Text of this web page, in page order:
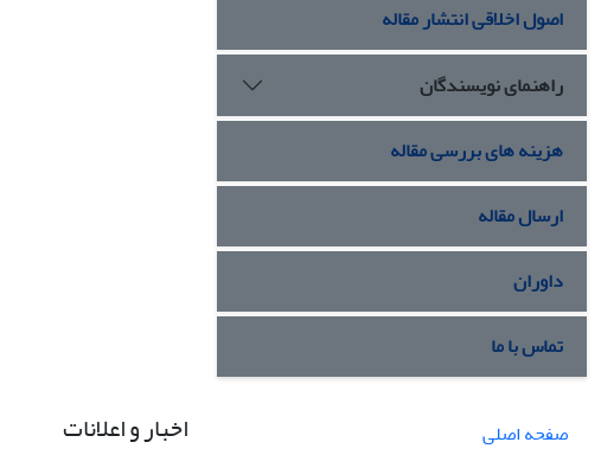
اصول اخلاقی انتشار مقاله
راهنمای نویسندگان
هزینه های بررسی مقاله
ارسال مقاله
داوران
تماس با ما
صفحه اصلی
اخبار و اعلانات